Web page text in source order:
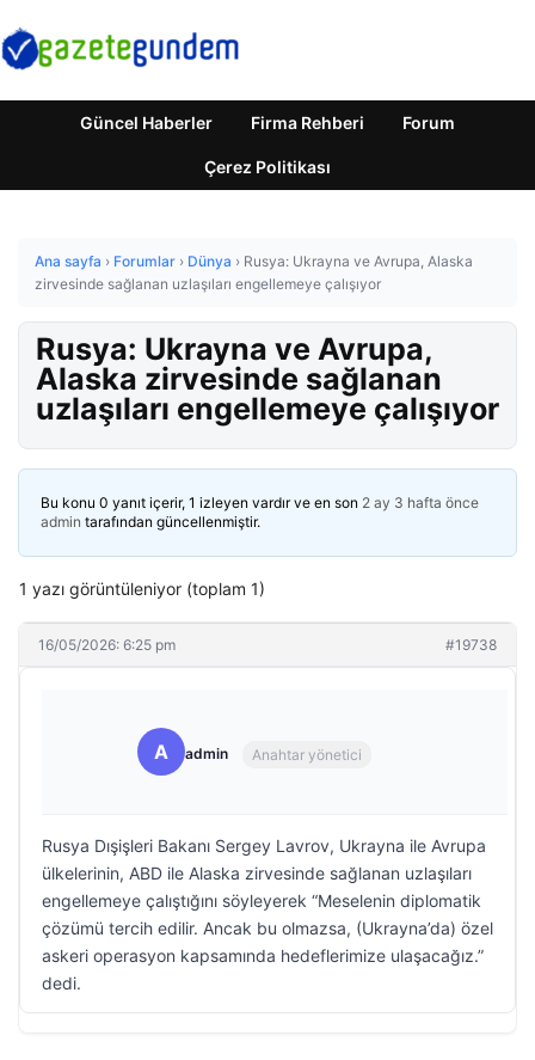
Güncel Haberler Firma Rehberi Forum
Çerez Politikası
Ana sayfa › Forumlar › Dünya › Rusya: Ukrayna ve Avrupa, Alaska
zirvesinde sağlanan uzlaşıları engellemeye çalışıyor
Rusya: Ukrayna ve Avrupa,
Alaska zirvesinde sağlanan
uzlaşıları engellemeye çalışıyor
Bu konu 0 yanıt içerir, 1 izleyen vardır ve en son 2 ay 3 hafta önce
admin tarafından güncellenmiştir.
1 yazı görüntüleniyor (toplam 1)
16/05/2026: 6:25 pm #19738
A admin Anahtar yönetici
Rusya Dışişleri Bakanı Sergey Lavrov, Ukrayna ile Avrupa
ülkelerinin, ABD ile Alaska zirvesinde sağlanan uzlaşıları
engellemeye çalıştığını söyleyerek “Meselenin diplomatik
çözümü tercih edilir. Ancak bu olmazsa, (Ukrayna’da) özel
askeri operasyon kapsamında hedeflerimize ulaşacağız.”
dedi.